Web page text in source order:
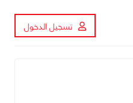
تسجيل الدخول